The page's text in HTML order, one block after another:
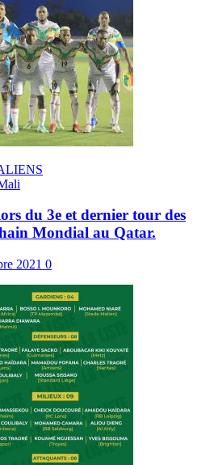
du 3e et dernier tour des
Mondial au Qatar.
2021 0